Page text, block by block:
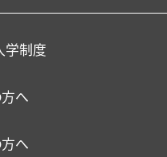
色
利厚生）
ルバイト
生
一覧
学園
ャンネル
学制度
へ
へ